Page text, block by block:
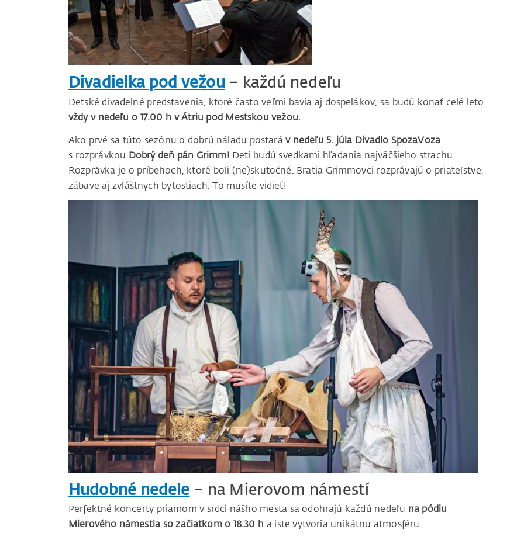
Divadielka pod vežou – každú nedeľu
Detské divadelné predstavenia, ktoré často veľmi bavia aj dospelákov, sa budú konať celé leto
vždy v nedeľu o 17.00 h v Átriu pod Mestskou vežou.
Ako prvé sa túto sezónu o dobrú náladu postaráv nedeľu 5. júla Divadlo SpozaVoza
s rozprávkou Dobrý deň pán Grimm! Deti budú svedkami hľadania najväčšieho strachu.
Rozprávka je o príbehoch, ktoré boli (ne)skutočné. Bratia Grimmovci rozprávajú o priateľstve,
zábave aj zvláštnych bytostiach. To musíte vidieť!
Hudobné nedele – na Mierovom námestí
Perfektné koncerty priamom v srdci nášho mesta sa odohrajú každú nedeľu na pódiu
Mierového námestia so začiatkom o 18.30 h a iste vytvoria unikátnu atmosféru.